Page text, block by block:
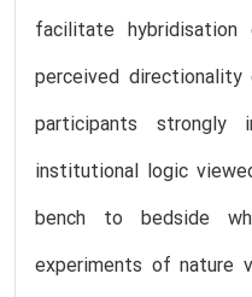
facilitate
perceived
participants strongly
institutional logic
bench to bedside
experiments of nature